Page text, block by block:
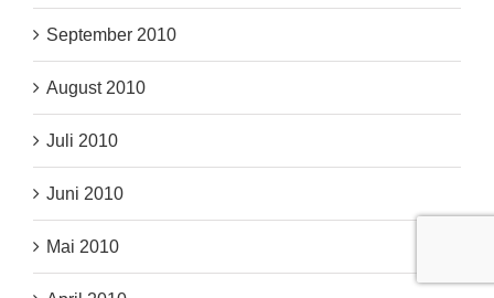
September 2010
August 2010
Juli 2010
Juni 2010
Mai 2010